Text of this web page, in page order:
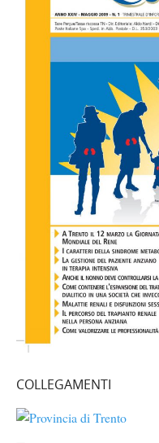
COLLEGAMENTI